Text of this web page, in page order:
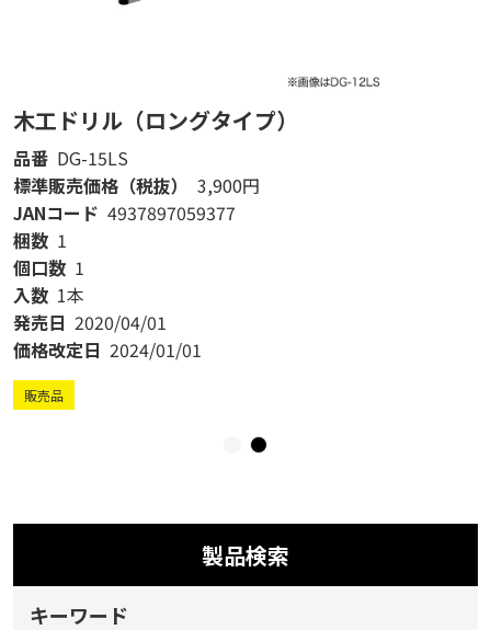
木工ドリル（ロングタイプ）
品番 DG-15LS
標準販売価格（税抜）
3,900円
JANコード 4937897059377
梱数 1
個口数 1
入数 1本
発売日 2020/04/01
価格改定日 2024/01/01
販売品
製品検索
キーワード